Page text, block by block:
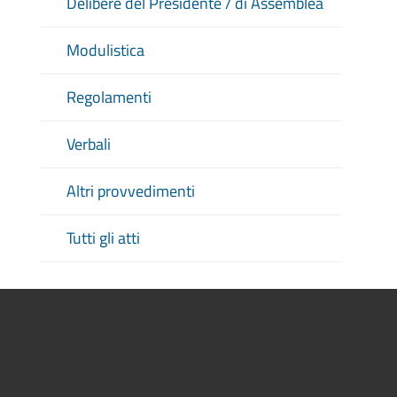
Modulistica
Regolamenti
Verbali
Altri provvedimenti
Tutti gli atti